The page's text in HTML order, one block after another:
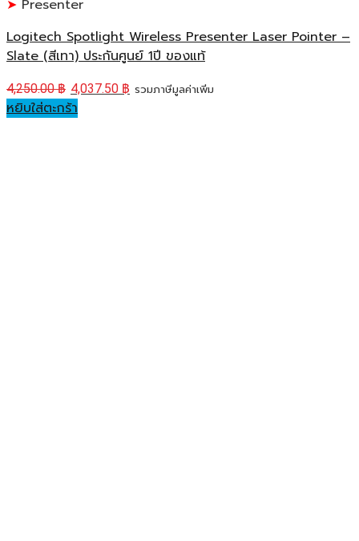
Presenter
Logitech Spotlight Wireless Presenter Laser Pointer –
Slate (สีเทา) ประกันศูนย์ 1ปี ของแท้
4,250.00฿ 4,037.50 ฿ รวมภาษีมูลค่าเพิ่ม
หยิบใส่ตะกร้า